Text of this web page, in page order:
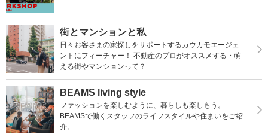
街とマンションと私
日々お客さまの家探しをサポートするカウカモエージェ
ントにフィーチャー！ 不動産のプロがオススメする・萌
える街やマンションって？
BEAMS living style
ファッションを楽しむように、暮らしも楽しもう。
BEAMSで働くスタッフのライフスタイルや住まいをご紹
介。